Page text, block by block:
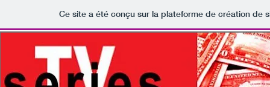
Ce site a été conçu sur la plateforme de création de